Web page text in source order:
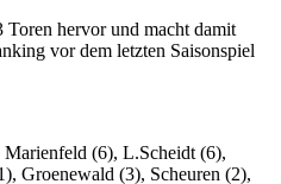
Toren hervor und macht damit
vor dem letzten Saisonspiel
(6), L.Scheidt (6),
Groenewald (3), Scheuren (2),